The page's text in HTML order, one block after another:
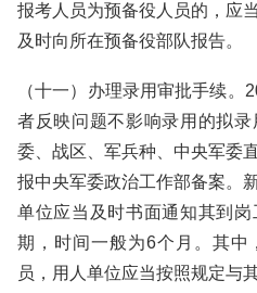
报考人员为预备役人员的，应
及时向所在预备役部队报告。
（十一）办理录用审批手续
者反映问题不影响录用的拟
委、战区、军兵种、中央军委
报中央军委政治工作部备案。
单位应当及时书面通知其到
期，时间一般为6个月。其中
员，用人单位应当按照规定与